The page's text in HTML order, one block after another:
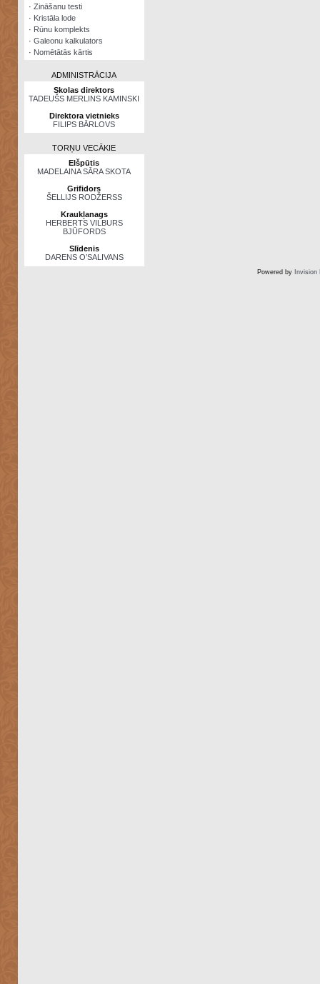
· Zināšanu testi
· Kristāla lode
· Rūnu komplekts
· Galeonu kalkulators
· Nomētātās kārtis
ADMINISTRĀCIJA
Skolas direktors
TADEUŠS MERLINS KAMINSKI
Direktora vietnieks
FILIPS BĀRLOVS
TORŅU VECĀKIE
Elšpūtis
MADELAINA SĀRA SKOTA
Grifidors
ŠELLIJS RODŽERSS
Kraukļanags
HERBERTS VILBURS
BJŪFORDS
Slīdenis
DARENS O’SALIVANS
Powered by Invision